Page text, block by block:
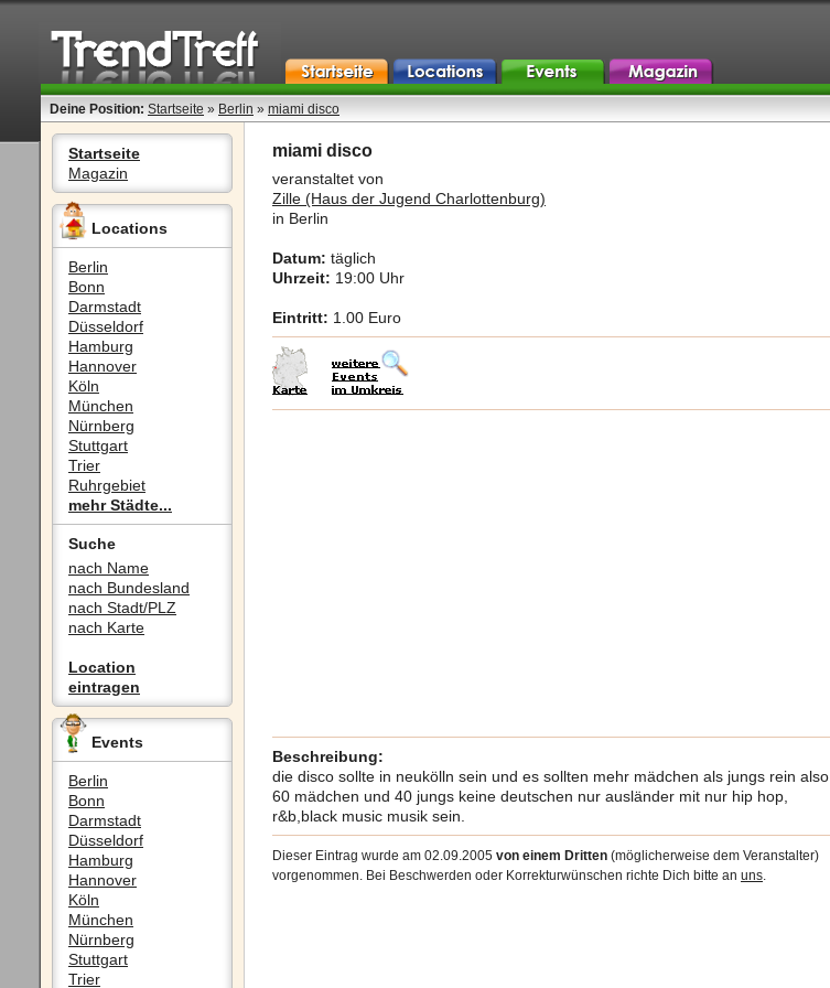
Deine Position: Startseite » Berlin » miami disco
Startseite
Magazin
Locations
Berlin
Bonn
Darmstadt
Düsseldorf
Hamburg
Hannover
Köln
München
Nürnberg
Stuttgart
Trier
Ruhrgebiet
mehr Städte...
Suche
nach Name
nach Bundesland
nach Stadt/PLZ
nach Karte
Location
eintragen
Events
Berlin
Bonn
Darmstadt
Düsseldorf
Hamburg
Hannover
Köln
München
Nürnberg
Stuttgart
Trier
miami disco
veranstaltet von
Zille (Haus der Jugend Charlottenburg)
in Berlin
Datum: täglich
Uhrzeit: 19:00 Uhr
Eintritt: 1.00 Euro
Beschreibung:
die disco sollte in neukölln sein und es sollten mehr mädchen als jungs rein also
60 mädchen und 40 jungs keine deutschen nur ausländer mit nur hip hop,
r&b,black music musik sein.
Dieser Eintrag wurde am 02.09.2005 von einem Dritten (möglicherweise dem Veranstalter)
vorgenommen. Bei Beschwerden oder Korrekturwünschen richte Dich bitte an uns.